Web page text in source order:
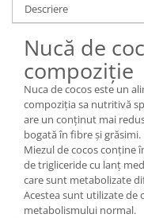
Descriere
Nucă de
compoziție
Nuca de cocos este un
compoziția sa nutritivă
are un conținut mai
bogată în fibre și grăsimi.
Miezul de cocos conține
de trigliceride cu lanț
care sunt metabolizate
Acestea sunt utilizate de
metabolismului normal.